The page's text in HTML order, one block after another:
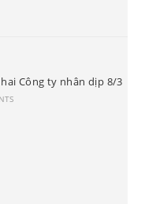
Công ty nhân dịp 8/3